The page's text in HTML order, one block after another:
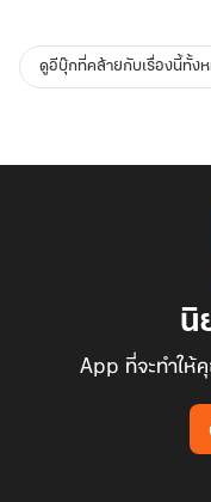
ดูอีบุ๊กที่คล้ายกับเรื่องนี้ทั้ง
นิ
App ที่จะทำให้